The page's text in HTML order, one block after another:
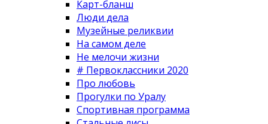
Карт-бланш
Люди дела
Музейные реликвии
На самом деле
Не мелочи жизни
# Первоклассники 2020
Про любовь
Прогулки по Уралу
Спортивная программа